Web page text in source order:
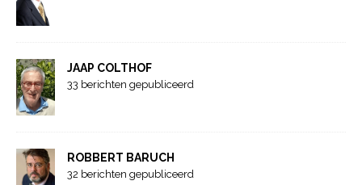
JAAP COLTHOF
33 berichten gepubliceerd
ROBBERT BARUCH
32 berichten gepubliceerd